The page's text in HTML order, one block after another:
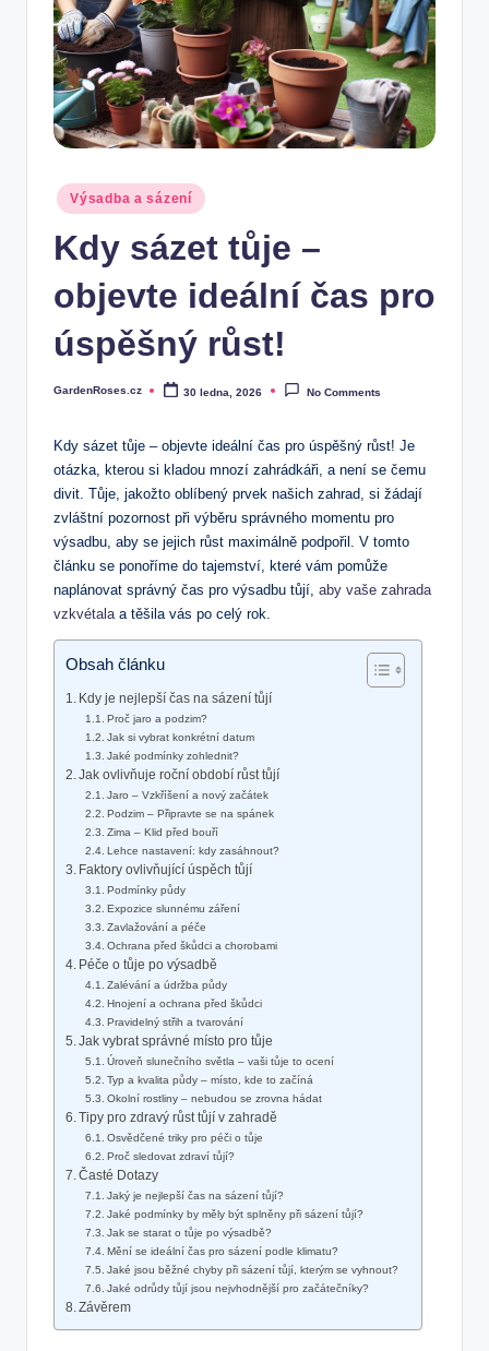
Posted
in
Výsadba a sázení
Kdy sázet tůje –
objevte ideální čas pro
úspěšný růst!
Posted
GardenRoses.cz 30 ledna, 2026 No Comments
Kdy sázet tůje – objevte ideální čas pro úspěšný růst! Je
otázka, kterou si kladou mnozí zahrádkáři, a není se čemu
divit. Tůje, jakožto oblíbený prvek našich zahrad, si žádají
zvláštní pozornost při výběru správného momentu pro
výsadbu, aby se jejich růst maximálně podpořil. V tomto
článku se ponoříme do tajemství, které vám pomůže
naplánovat správný čas pro výsadbu tůjí, aby vaše zahrada
vzkvétalaa těšila vás po celý rok.
Obsah článku
Kdy je nejlepší čas na sázení tůjí
Proč jaro a podzim?
Jak si vybrat konkrétní datum
Jaké podmínky zohlednit?
Jak ovlivňuje roční období růst tůjí
Jaro – Vzkříšení a nový začátek
Podzim – Připravte se na spánek
Zima – Klid před bouří
Lehce nastavení: kdy zasáhnout?
Faktory ovlivňující úspěch tůjí
Podmínky půdy
Expozice slunnému záření
Zavlažování a péče
Ochrana před škůdci a chorobami
Péče o tůje po výsadbě
Zalévání a údržba půdy
Hnojení a ochrana před škůdci
Pravidelný střih a tvarování
Jak vybrat správné místo pro tůje
Úroveň slunečního světla – vaši tůje to ocení
Typ a kvalita půdy – místo, kde to začíná
Okolní rostliny – nebudou se zrovna hádat
Tipy pro zdravý růst tůjí v zahradě
Osvědčené triky pro péči o tůje
Proč sledovat zdraví tůjí?
Časté Dotazy
Jaký je nejlepší čas na sázení tůjí?
Jaké podmínky by měly být splněny při sázení tůjí?
Jak se starat o tůje po výsadbě?
Mění se ideální čas pro sázení podle klimatu?
Jaké jsou běžné chyby při sázení tůjí, kterým se vyhnout?
Jaké odrůdy tůjí jsou nejvhodnější pro začátečníky?
Závěrem